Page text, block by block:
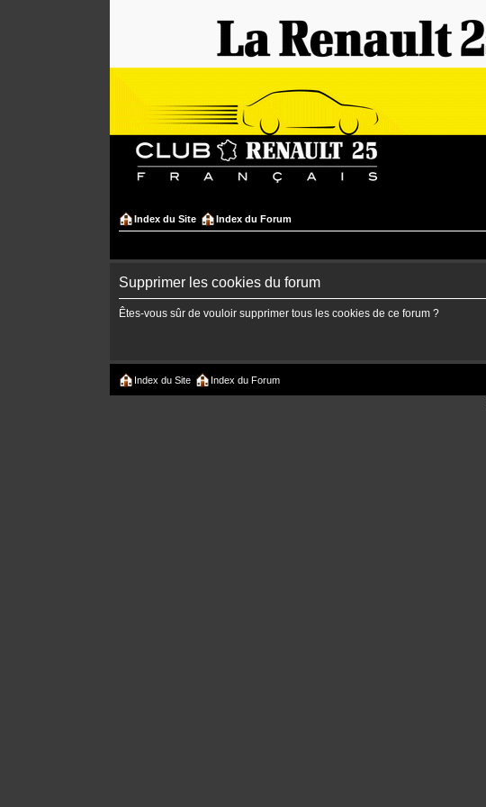
Index du Site Index du Forum
Supprimer les cookies du forum
Êtes-vous sûr de vouloir supprimer tous les cookies de ce forum ?
Index du Site Index du Forum